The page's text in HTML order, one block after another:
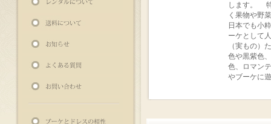
します。
く果物や野
日本でも小
ーケとして
（実もの）
色や黒紫色
色、ロマン
やブーケに